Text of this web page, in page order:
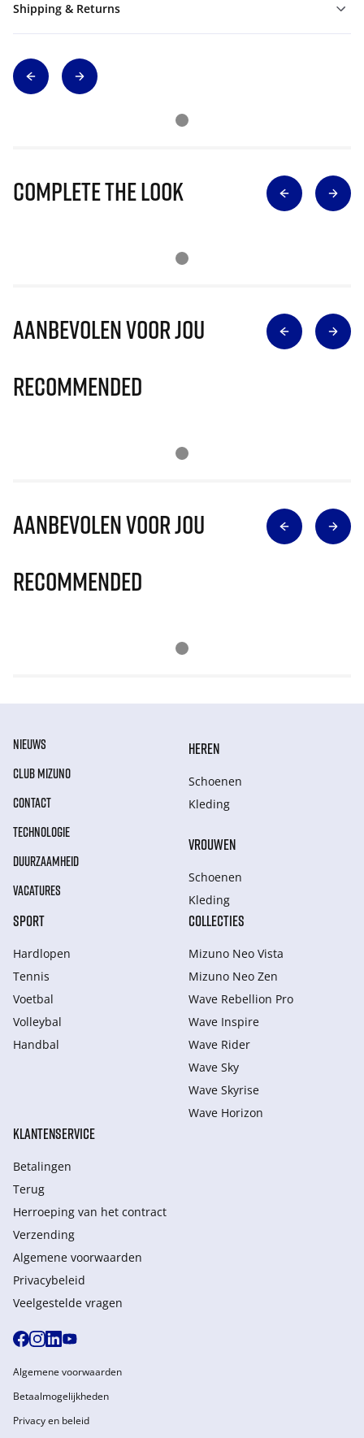
Shipping & Returns
Complete The Look
Aanbevolen voor jou
Recommended
Aanbevolen voor jou
Recommended
NIEUWS
CLUB MIZUNO
CONTACT
TECHNOLOGIE
DUURZAAMHEID
VACATURES
HEREN
Schoenen
Kleding
VROUWEN
Schoenen
Kleding
SPORT
Hardlopen
Tennis
Voetbal
Volleybal
Handbal
COLLECTIES
Mizuno Neo Vista
Mizuno Neo Zen
Wave Rebellion Pro
Wave Inspire
Wave Rider
Wave Sky
Wave Skyrise
Wave Horizon
KLANTENSERVICE
Betalingen
Terug
Herroeping van het contract
Verzending
Algemene voorwaarden
Privacybeleid
Veelgestelde vragen
Algemene voorwaarden
Betaalmogelijkheden
Privacy en beleid